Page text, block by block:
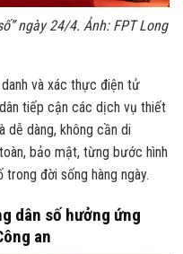
ngày 24/4. Ảnh: FPT Long
và xác thực điện tử
tiếp cận các dịch vụ thiết
dễ dàng, không cần di
bảo mật, từng bước hình
đời sống hàng ngày.
dân số hưởng ứng
an